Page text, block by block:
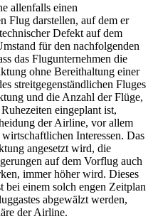
allenfalls einen
Flug darstellen, auf dem er
Defekt auf dem
für den nachfolgenden
das Flugunternehmen die
ohne Bereithaltung einer
streitgegenständlichen Fluges
und die Anzahl der Flüge,
eingeplant ist,
der Airline, vor allem
Interessen. Das
angesetzt wird, die
auf dem Vorflug auch
immer höher wird. Dieses
einem solch engen Zeitplan
abgewälzt werden,
der Airline.